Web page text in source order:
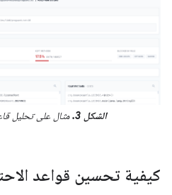
الشكل 3. مثال على تحليل
كيفية تحسين قواعد